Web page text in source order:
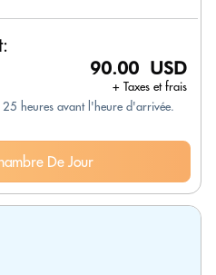
90.00 USD
+ Taxes et frais
heures avant l'heure d'arrivée.
De Jour